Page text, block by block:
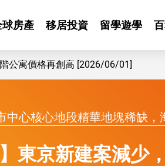
球房產 移居投資 留學遊學
公寓價格再創高 [2026/06/01]
中心核心地段精華地塊稀缺，
】東京新建案減少